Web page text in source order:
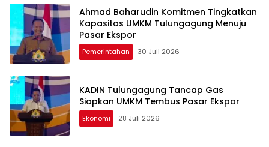
Ahmad Baharudin Komitmen Tingkatkan
Kapasitas UMKM Tulungagung Menuju
Pasar Ekspor
Pemerintahan 30 Juli 2026
KADIN Tulungagung Tancap Gas
Siapkan UMKM Tembus Pasar Ekspor
Ekonomi 28 Juli 2026